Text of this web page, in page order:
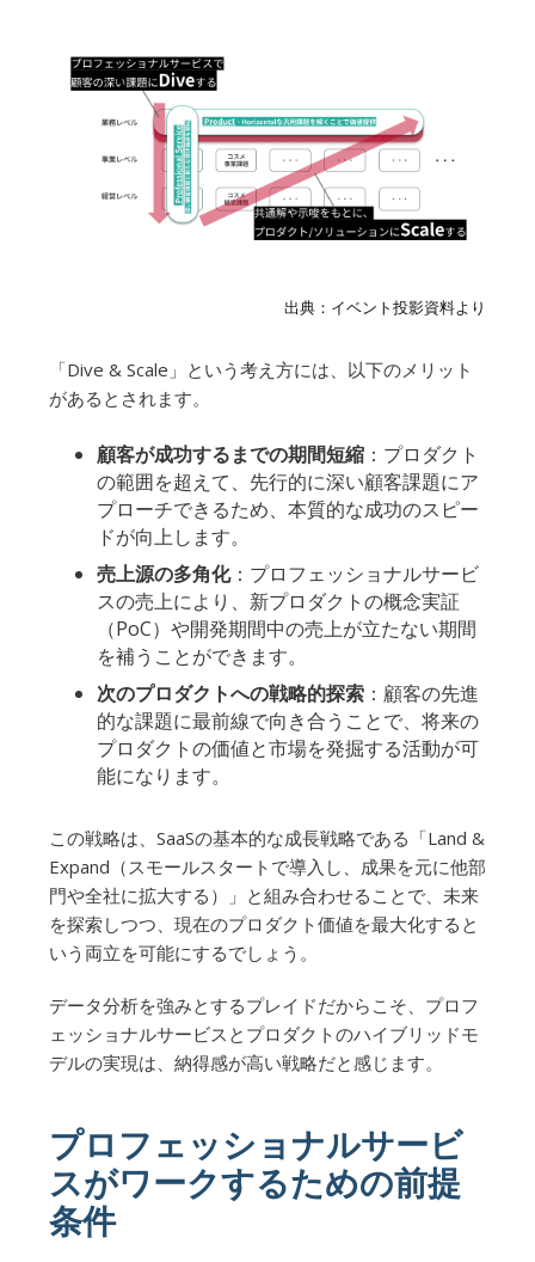
出典：イベント投影資料より
「Dive & Scale」という考え方には、以下のメリット
があるとされます。
顧客が成功するまでの期間短縮 ：プロダクト
の範囲を超えて、先行的に深い顧客課題にア
プローチできるため、本質的な成功のスピー
ドが向上します。
売上源の多角化：プロフェッショナルサービ
スの売上により、新プロダクトの概念実証
（PoC）や開発期間中の売上が立たない期間
を補うことができます。
次のプロダクトへの戦略的探索 ：顧客の先進
的な課題に最前線で向き合うことで、将来の
プロダクトの価値と市場を発掘する活動が可
能になります。
この戦略は、SaaSの基本的な成長戦略である「Land &
Expand（スモールスタートで導入し、成果を元に他部
門や全社に拡大する）」と組み合わせることで、未来
を探索しつつ、現在のプロダクト価値を最大化すると
いう両立を可能にするでしょう。
データ分析を強みとするプレイドだからこそ、プロフ
ェッショナルサービスとプロダクトのハイブリッドモ
デルの実現は、納得感が高い戦略だと感じます。
プロフェッショナルサービ
スがワークするための前提
条件